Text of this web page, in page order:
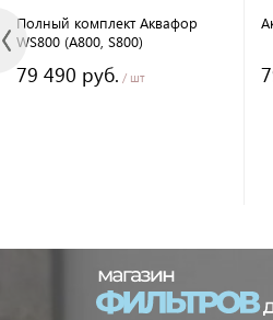
Полный комплект Аквафор
WS800 (А800, S800)
79 490 руб. / шт